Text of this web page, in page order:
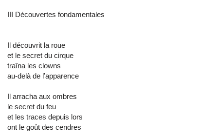
III Découvertes fondamentales
Il découvrit la roue
et le secret du cirque
traîna les clowns
au-delà de l’apparence
Il arracha aux ombres
le secret du feu
et les traces depuis lors
ont le goût des cendres